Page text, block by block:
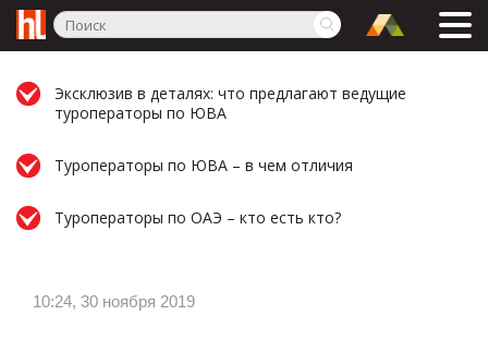
Эксклюзив в деталях: что предлагают ведущие
туроператоры по ЮВА
Туроператоры по ЮВА – в чем отличия
Туроператоры по ОАЭ – кто есть кто?
10:24, 30 ноября 2019